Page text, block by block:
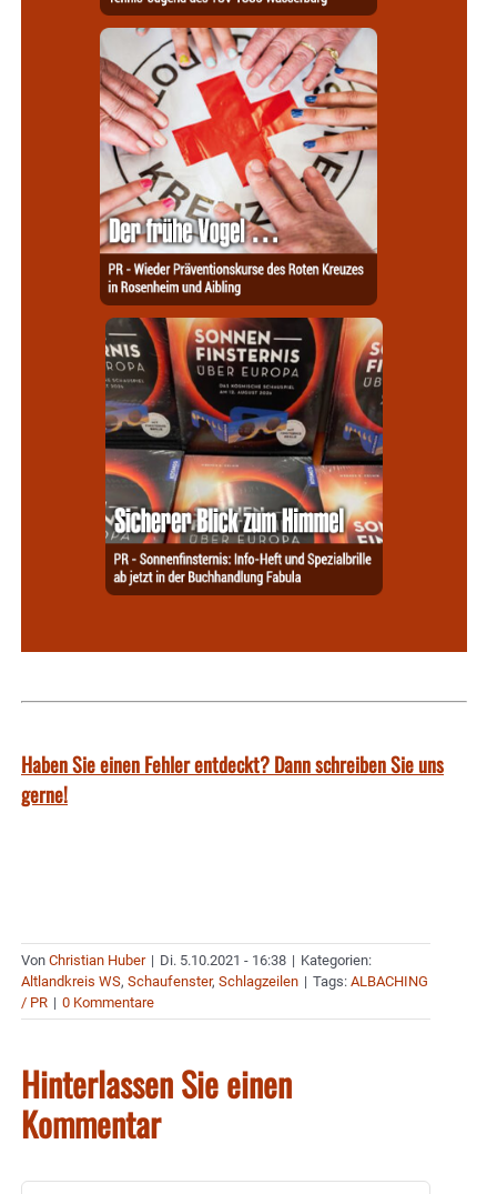
Haben Sie einen Fehler entdeckt? Dann schreiben Sie uns
gerne!
Von Christian Huber | Di. 5.10.2021 - 16:38 | Kategorien:
Altlandkreis WS, Schaufenster, Schlagzeilen | Tags: ALBACHING
/ PR | 0 Kommentare
Hinterlassen Sie einen
Kommentar